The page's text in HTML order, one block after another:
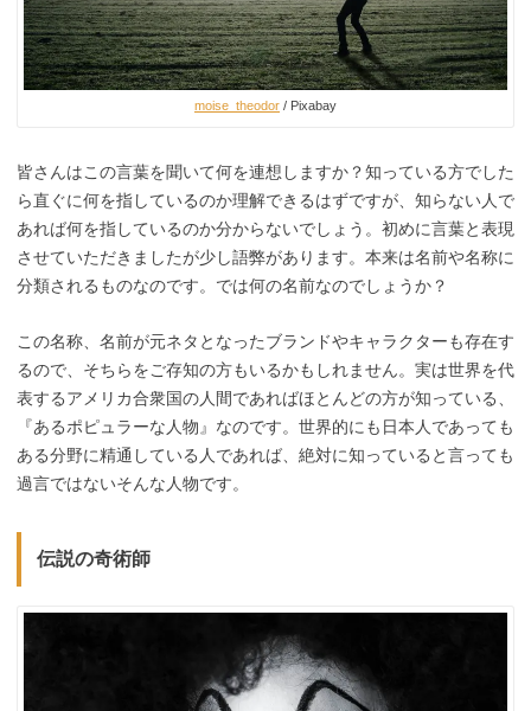
moise_theodor / Pixabay
皆さんはこの言葉を聞いて何を連想しますか？知っている方でした
ら直ぐに何を指しているのか理解できるはずですが、知らない人で
あれば何を指しているのか分からないでしょう。初めに言葉と表現
させていただきましたが少し語弊があります。本来は名前や名称に
分類されるものなのです。では何の名前なのでしょうか？
この名称、名前が元ネタとなったブランドやキャラクターも存在す
るので、そちらをご存知の方もいるかもしれません。実は世界を代
表するアメリカ合衆国の人間であればほとんどの方が知っている、
『あるポピュラーな人物』なのです。世界的にも日本人であっても
ある分野に精通している人であれば、絶対に知っていると言っても
過言ではないそんな人物です。
伝説の奇術師